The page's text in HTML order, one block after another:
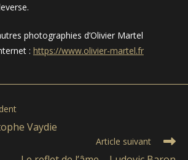
photographies d’Olivier Martel
: https://www.olivier-martel.fr
Vaydie
Article suivant